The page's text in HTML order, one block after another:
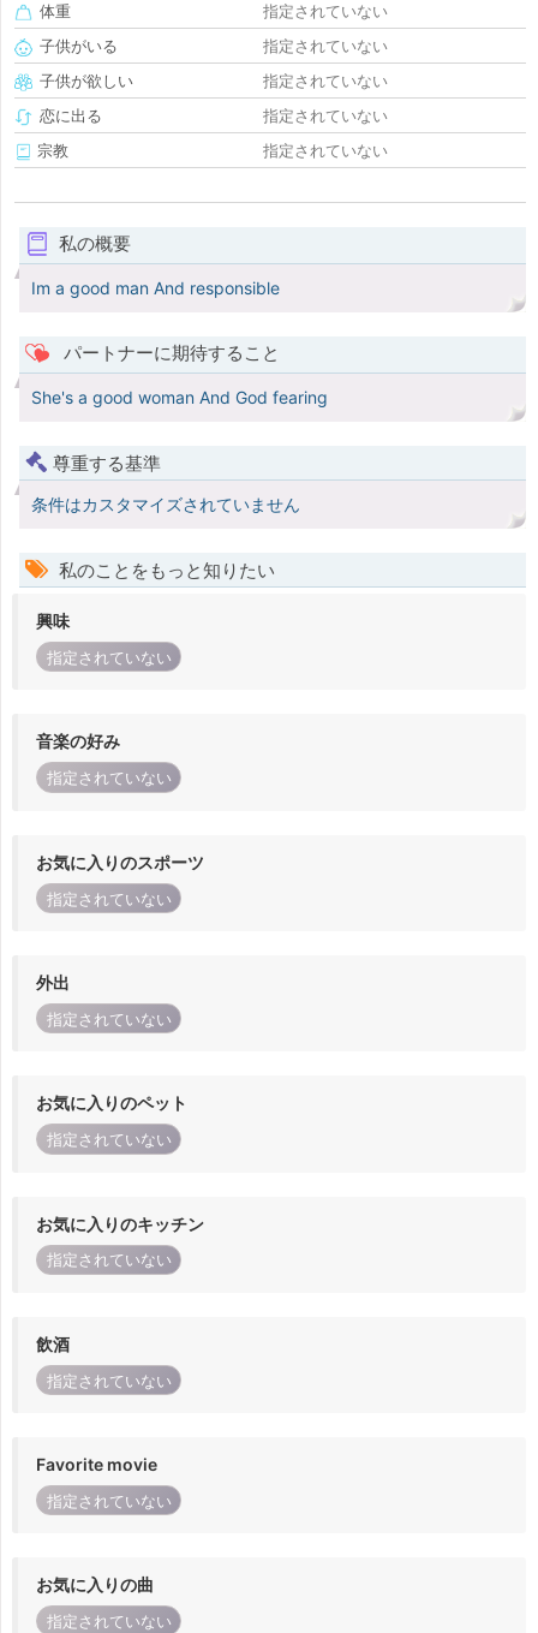
体重
指定されていない
子供がいる
指定されていない
子供が欲しい
指定されていない
恋に出る
指定されていない
宗教
指定されていない
私の概要
Im a good man And responsible
パートナーに期待すること
She's a good woman And God fearing
尊重する基準
条件はカスタマイズされていません
私のことをもっと知りたい
興味
指定されていない
音楽の好み
指定されていない
お気に入りのスポーツ
指定されていない
外出
指定されていない
お気に入りのペット
指定されていない
お気に入りのキッチン
指定されていない
飲酒
指定されていない
Favorite movie
指定されていない
お気に入りの曲
指定されていない